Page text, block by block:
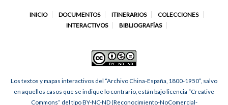
INICIO DOCUMENTOS ITINERARIOS
COLECCIONES
INTERACTIVOS
BIBLIOGRAFÍAS
Los textos y mapas interactivos del “Archivo China-España, 1800-1950”, salvo
en aquellos casos que se indique lo contrario, están bajo licencia “Creative
Commons” del tipo BY-NC-ND (Reconocimiento-NoComercial-